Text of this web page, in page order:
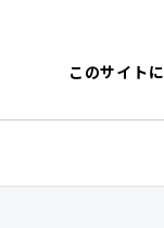
このサイト